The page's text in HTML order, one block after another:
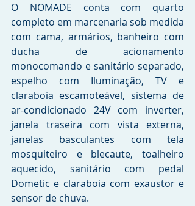
O NOMADE conta com quarto
completo em marcenaria sob medida
com cama, armários, banheiro com
ducha de acionamento
monocomando e sanitário separado,
espelho com Iluminação, TV e
claraboia escamoteável, sistema de
ar-condicionado 24V com inverter,
janela traseira com vista externa,
janelas basculantes com tela
mosquiteiro e blecaute, toalheiro
aquecido, sanitário com pedal
Dometic e claraboia com exaustor e
sensor de chuva.